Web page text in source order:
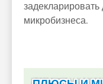
микробизнеса.